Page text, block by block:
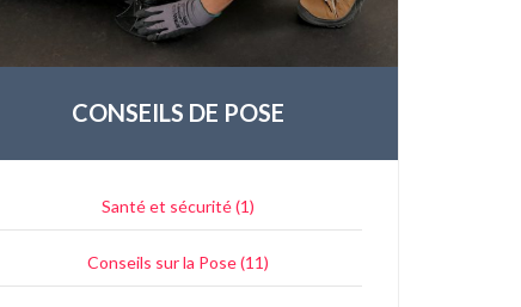
CONSEILS DE POSE
Santé et sécurité (1)
Conseils sur la Pose (11)